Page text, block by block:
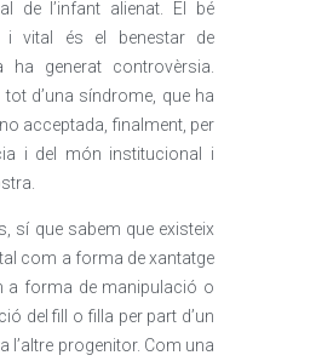
de l’infant alienat. El bé
i vital és el benestar de
ha generat controvèrsia.
tot d’una síndrome, que ha
acceptada, finalment, per
i del món institucional i
sí que sabem que existeix
com a forma de xantatge
a forma de manipulació o
del fill o filla per part d’un
l’altre progenitor. Com una